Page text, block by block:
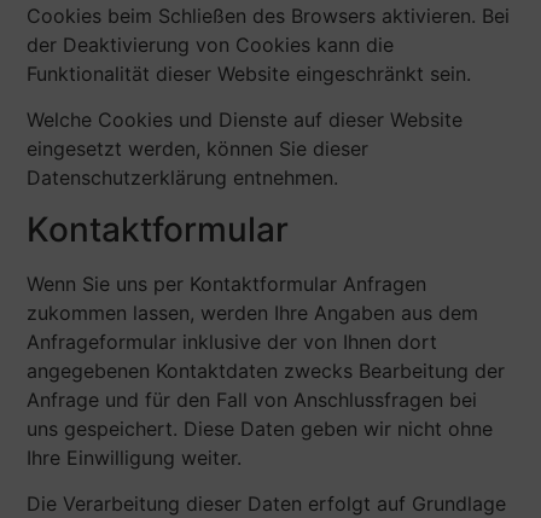
Cookies beim Schließen des Browsers aktivieren. Bei
der Deaktivierung von Cookies kann die
Funktionalität dieser Website eingeschränkt sein.
Welche Cookies und Dienste auf dieser Website
eingesetzt werden, können Sie dieser
Datenschutzerklärung entnehmen.
Kontaktformular
Wenn Sie uns per Kontaktformular Anfragen
zukommen lassen, werden Ihre Angaben aus dem
Anfrageformular inklusive der von Ihnen dort
angegebenen Kontaktdaten zwecks Bearbeitung der
Anfrage und für den Fall von Anschlussfragen bei
uns gespeichert. Diese Daten geben wir nicht ohne
Ihre Einwilligung weiter.
Die Verarbeitung dieser Daten erfolgt auf Grundlage